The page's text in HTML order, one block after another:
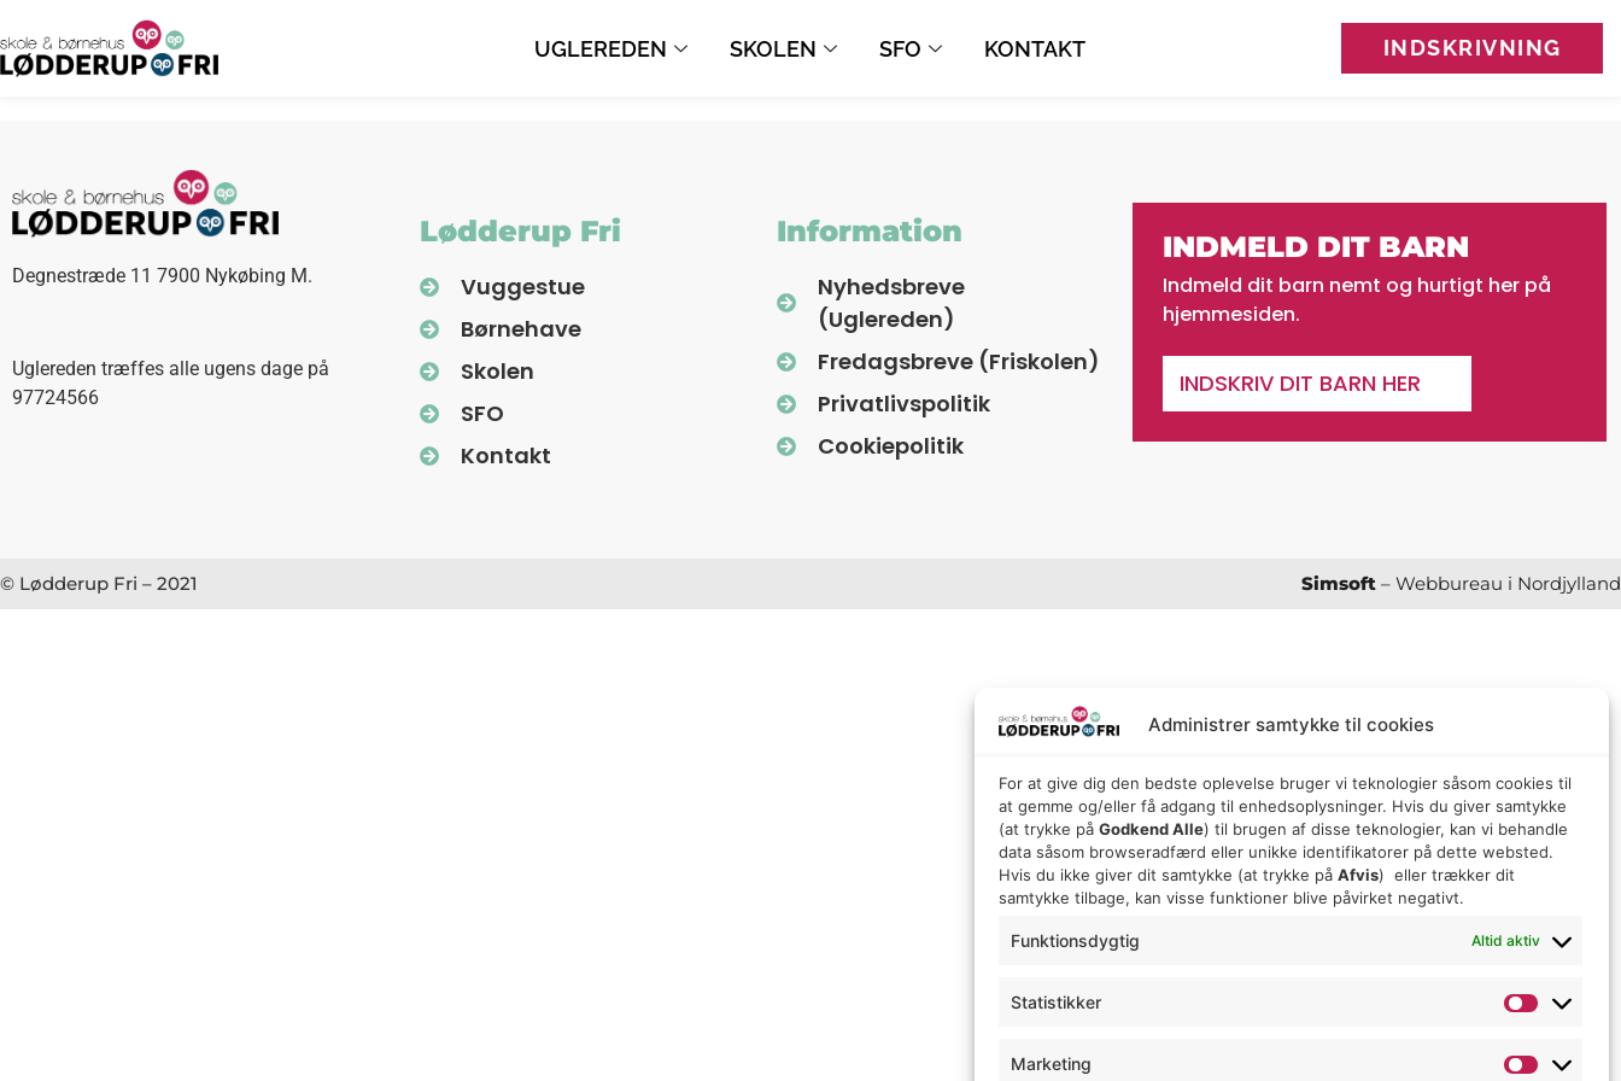
Administrer samtykke til cookies
For at give dig den bedste oplevelse bruger vi teknologier såsom cookies til
at gemme og/eller få adgang til enhedsoplysninger. Hvis du giver samtykke
(at trykke på Godkend Alle) til brugen af ​​disse teknologier, kan vi behandle
data såsom browseradfærd eller unikke identifikatorer på dette websted.
Hvis du ikke giver dit samtykke (at trykke på Afvis) eller trækker dit
samtykke tilbage, kan visse funktioner blive påvirket negativt.
Funktionsdygtig Altid aktiv
Statistikker
Marketing
UGLEREDEN SKOLEN SFO KONTAKT INDSKRIVNING
Degnestræde 11 7900 Nykøbing M.
Uglereden træffes alle ugens dage på
97724566
Lødderup Fri
Vuggestue
Børnehave
Skolen
SFO
Kontakt
Information
Nyhedsbreve
(Uglereden)
Fredagsbreve (Friskolen)
Privatlivspolitik
Cookiepolitik
INDMELD DIT BARN
Indmeld dit barn nemt og hurtigt her på
hjemmesiden.
INDSKRIV DIT BARN HER
© Lødderup Fri – 2021 Simsoft – Webbureau i Nordjylland